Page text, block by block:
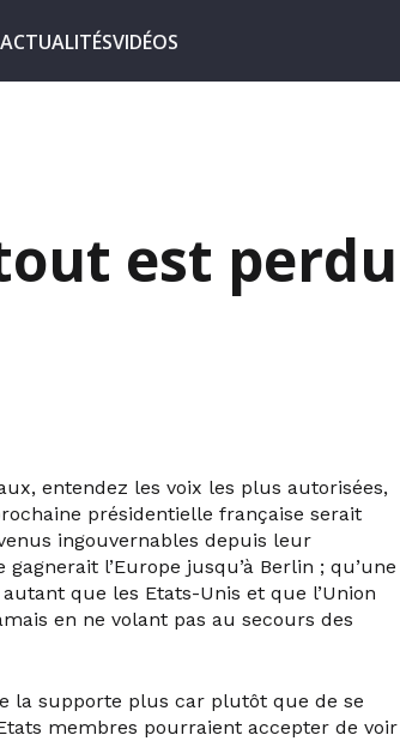
ACTUALITÉSVIDÉOS
est perdu
entendez les voix les plus autorisées,
présidentielle française serait
ingouvernables depuis leur
l’Europe jusqu’à Berlin ; qu’une
que les Etats-Unis et que l’Union
en ne volant pas au secours des
la supporte plus car plutôt que de se
membres pourraient accepter de voir